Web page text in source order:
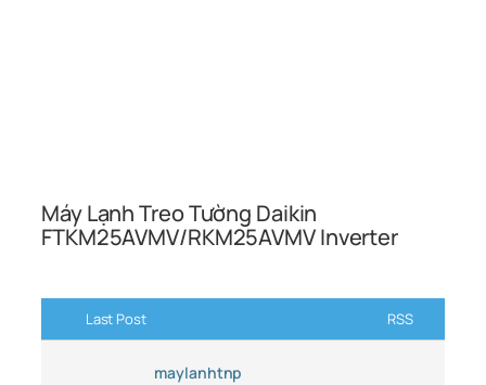
Máy Lạnh Treo Tường Daikin
FTKM25AVMV/RKM25AVMV Inverter
Last Post RSS
maylanhtnp